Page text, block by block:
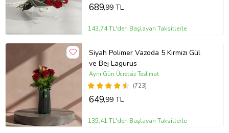
689,99 TL
143,74 TL'den Başlayan Taksitlerle
Siyah Polimer Vazoda 5 Kırmızı Gül
ve Bej Lagurus
(723)
Aynı Gün Ücretsiz Teslimat
649,99 TL
135,41 TL'den Başlayan Taksitlerle